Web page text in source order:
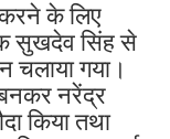
करने के लिए
सुखदेव सिंह से
गया।
नरेंद्र
किया तथा